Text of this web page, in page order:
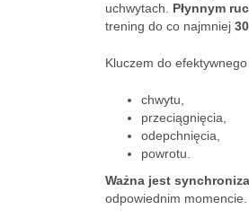
uchwytach. Płynnym
trening do co najmniej
Kluczem do
chwytu,
przeciągnięcia,
odepchnięcia,
powrotu.
Ważna jest
odpowiednim momencie.